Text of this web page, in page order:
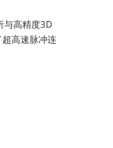
与高精度3D
高速脉冲连